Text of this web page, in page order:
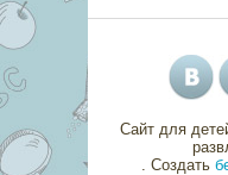
Сайт для
Создать